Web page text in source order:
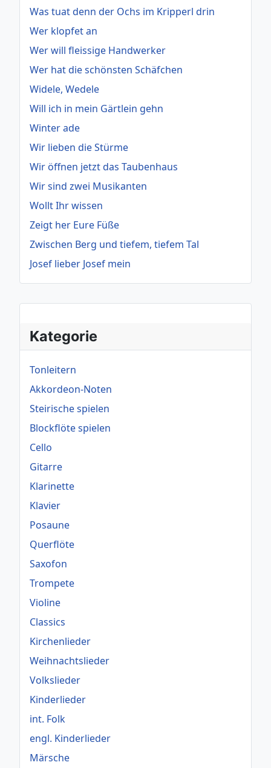
Kategorie
Tonleitern
Akkordeon-Noten
Steirische spielen
Blockflöte spielen
Cello
Gitarre
Klarinette
Klavier
Posaune
Querflöte
Saxofon
Trompete
Violine
Classics
Kirchenlieder
Weihnachtslieder
Volkslieder
Kinderlieder
int. Folk
engl. Kinderlieder
Märsche
Was tuat denn der Ochs im Kripperl drin
Wer klopfet an
Wer will fleissige Handwerker
Wer hat die schönsten Schäfchen
Widele, Wedele
Will ich in mein Gärtlein gehn
Winter ade
Wir lieben die Stürme
Wir öffnen jetzt das Taubenhaus
Wir sind zwei Musikanten
Wollt Ihr wissen
Zeigt her Eure Füße
Zwischen Berg und tiefem, tiefem Tal
Josef lieber Josef mein